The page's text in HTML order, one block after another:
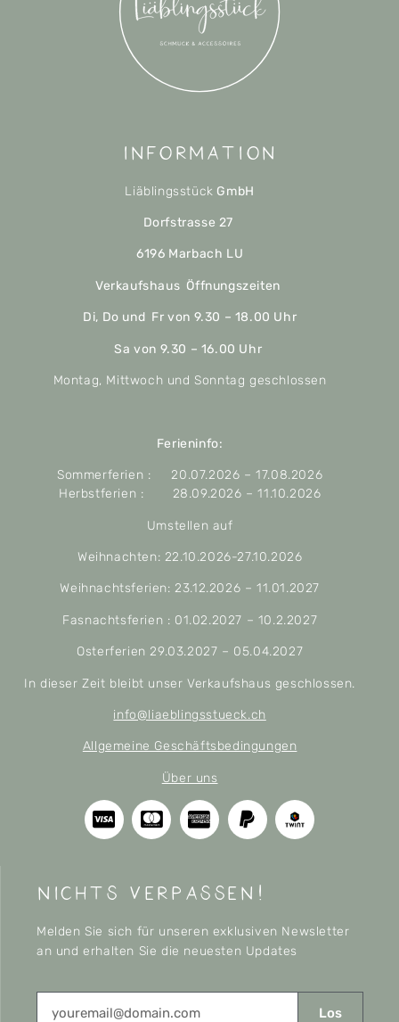
Information
Liäblingsstück GmbH
Dorfstrasse 27
6196 Marbach LU
Verkaufshaus Öffnungszeiten
Di, Do und Fr von 9.30 – 18.00 Uhr
Sa von 9.30 – 16.00 Uhr
Montag, Mittwoch und Sonntag geschlossen
Ferieninfo:
Sommerferien : 20.07.2026 – 17.08.2026
Herbstferien : 28.09.2026 – 11.10.2026
Umstellen auf
Weihnachten: 22.10.2026-27.10.2026
Weihnachtsferien: 23.12.2026 – 11.01.2027
Fasnachtsferien : 01.02.2027 – 10.2.2027
Osterferien 29.03.2027 – 05.04.2027
In dieser Zeit bleibt unser Verkaufshaus geschlossen.
info@liaeblingsstueck.ch
Allgemeine Geschäftsbedingungen
Über uns
nichts verpassen!
Melden Sie sich für unseren exklusiven Newsletter
an und erhalten Sie die neuesten Updates
Los